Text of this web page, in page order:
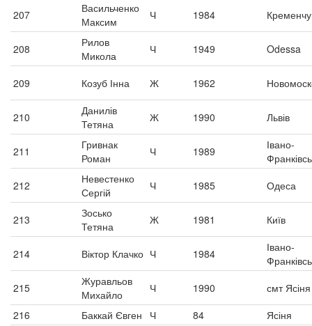
207
Васильченко
Максим
Ч 1984
208
Рилов
Микола
Ч 1949 Odessa
209 Козуб Інна Ж 1962
210
Данилів
Тетяна
Ж 1990 Львів
211
Гривнак
Роман
Ч 1989
Івано-
212
Невестенко
Сергій
Ч 1985 Одеса
213
Зосько
Тетяна
Ж 1981 Київ
214 Віктор Клачко Ч 1984
Івано-
215
Журавльов
Михайло
Ч 1990
смт Ясіня
216
Баккай Євген Ч 84
Ясіня